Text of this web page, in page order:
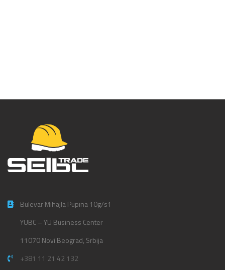
Bulevar Mihajla Pupina 10g/s1
YUBC – YU Business Center
11070 Novi Beograd, Srbija
+381 11 21 42 132